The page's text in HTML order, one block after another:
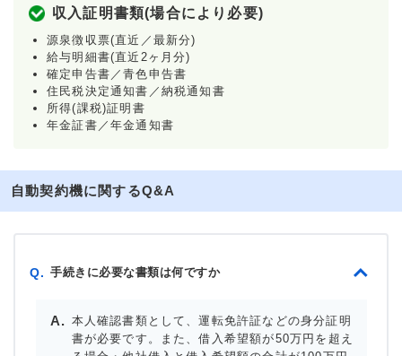
収入証明書類(場合により必要)
源泉徴収票(直近／最新分)
給与明細書(直近2ヶ月分)
確定申告書／青色申告書
住民税決定通知書／納税通知書
所得(課税)証明書
年金証書／年金通知書
自動契約機に関するQ&A
Q. 手続きに必要な書類は何ですか
本人確認書類として、運転免許証などの身分証明
書が必要です。また、借入希望額が50万円を超え